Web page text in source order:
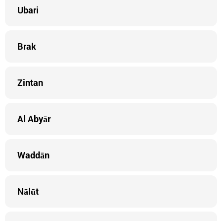
Ubari
Brak
Zintan
Al Abyār
Waddān
Nālūt